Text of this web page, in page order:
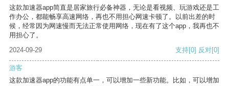
这款加速器app简直是居家旅行必备神器，无论是看视频、玩游戏还是工
作办公，都能畅享高速网络，再也不用担心网速卡顿了。以前出差的时
候，经常因为网速慢而无法正常使用网络，现在有了这个app，我再也不
用担心了。
2024-09-29
支持[0] 反对[0]
游客
这款加速器app的功能有点单一，可以增加一些新功能。比如，可以增加